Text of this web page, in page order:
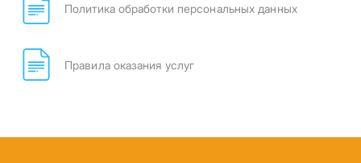
Политика обработки персональных данных
Правила оказания услуг